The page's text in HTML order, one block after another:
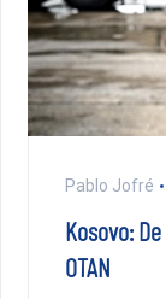
Pablo Jofré
Kosovo:
OTAN